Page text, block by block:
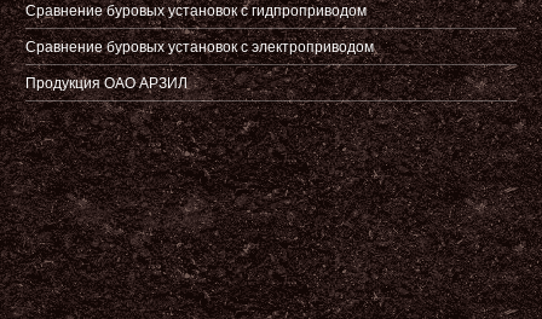
Сравнение буровых установок с гидпроприводом
Сравнение буровых установок с электроприводом
Продукция ОАО АРЗИЛ